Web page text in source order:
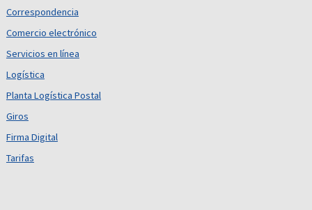
Correspondencia
Comercio electrónico
Servicios en línea
Logística
Planta Logística Postal
Giros
Firma Digital
Tarifas